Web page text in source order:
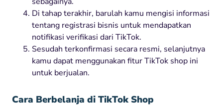
Di tahap terakhir, barulah kamu mengisi informasi
tentang registrasi bisnis untuk mendapatkan
notifikasi verifikasi dari TikTok.
Sesudah terkonfirmasi secara resmi, selanjutnya
kamu dapat menggunakan fitur TikTok shop ini
untuk berjualan.
Cara Berbelanja di TikTok Shop